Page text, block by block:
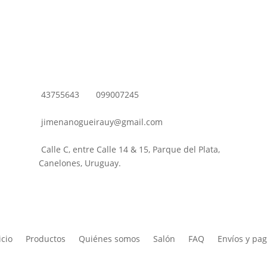
43755643 099007245
jimenanogueirauy@gmail.com
Calle C, entre Calle 14 & 15, Parque del Plata,
Canelones, Uruguay.
Productos Quiénes somos Salón FAQ Envíos y